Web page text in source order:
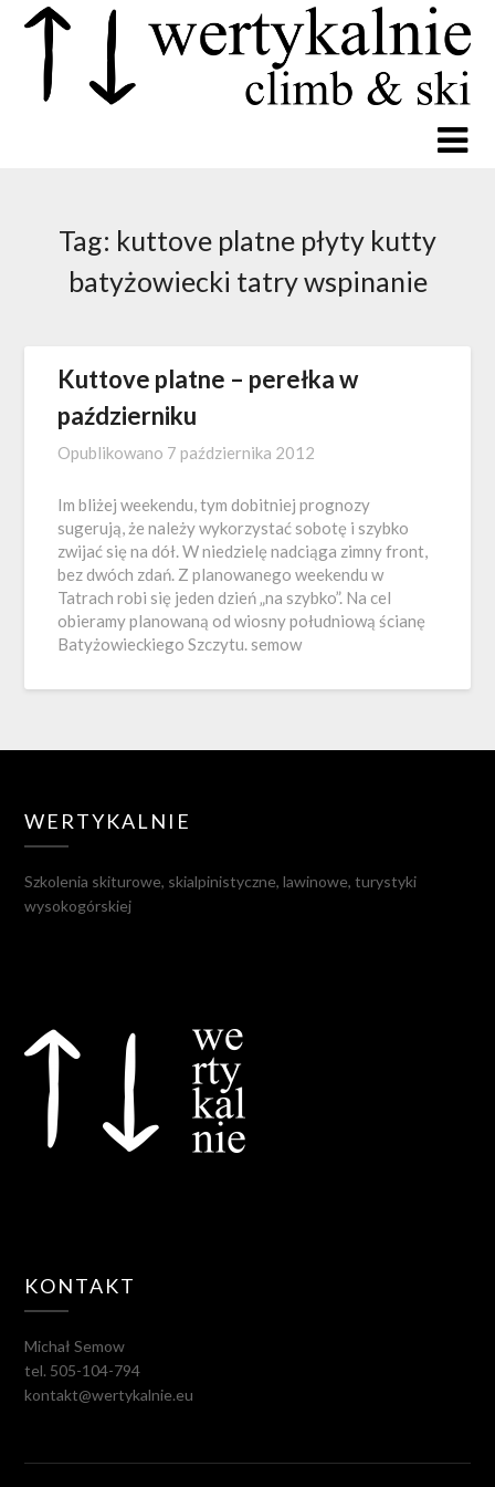
Tag: kuttove platne płyty kutty
batyżowiecki tatry wspinanie
Kuttove platne – perełka w
październiku
Opublikowano 7 października 2012
Im bliżej weekendu, tym dobitniej prognozy
sugerują, że należy wykorzystać sobotę i szybko
zwijać się na dół. W niedzielę nadciąga zimny front,
bez dwóch zdań. Z planowanego weekendu w
Tatrach robi się jeden dzień „na szybko”. Na cel
obieramy planowaną od wiosny południową ścianę
Batyżowieckiego Szczytu. semow
WERTYKALNIE
Szkolenia skiturowe, skialpinistyczne, lawinowe, turystyki
wysokogórskiej
KONTAKT
Michał Semow
tel. 505-104-794
kontakt@wertykalnie.eu